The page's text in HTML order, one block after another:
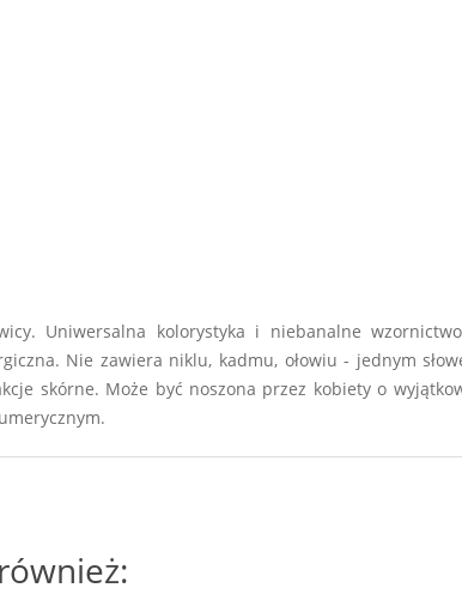
Uniwersalna kolorystyka i niebanalne
Nie zawiera niklu, kadmu, ołowiu - jednym
skórne. Może być noszona przez kobiety o